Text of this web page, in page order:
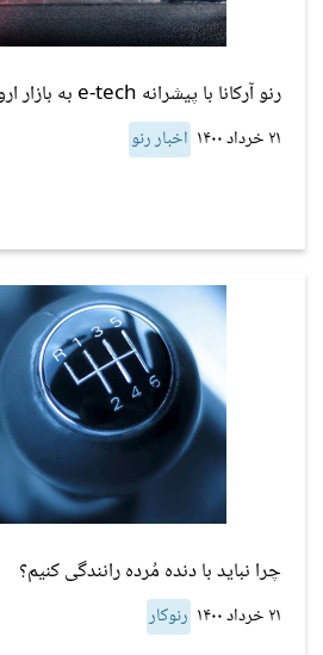
رنو آرکانا با پیشرانه e-tech به بازار اروپا عرضه می شود
۲۱ خرداد ۱۴۰۰ اخبار رنو
چرا نباید با دنده مُرده رانندگی کنیم؟
۲۱ خرداد ۱۴۰۰ رنوکار